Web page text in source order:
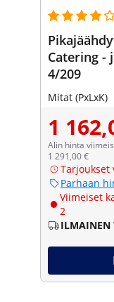
Catering -
4/209
Mitat (PxLxK)
1
Alin hinta
1 291,00 €
Tarjoukset
Parhaan
Viimeiset
2
ILMAINEN